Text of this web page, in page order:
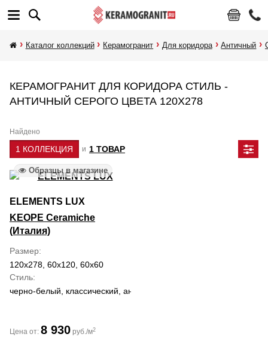
Каталог коллекций Керамогранит Для коридора Античный
КЕРАМОГРАНИТ ДЛЯ КОРИДОРА СТИЛЬ -
АНТИЧНЫЙ СЕРОГО ЦВЕТА 120Х278
Найдено
1 КОЛЛЕКЦИЯ и 1 ТОВАР
Образцы в магазине
ELEMENTS LUX
KEOPE Ceramiche
(Италия)
Размер
120x278, 60x120, 60x60
Стиль
черно-белый, классический, античный
Цена от: 8 930 руб./м2